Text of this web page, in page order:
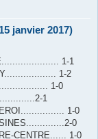
janvier 2017)
1-1
1-2
1-0
1
1-0
0
CENTRE...... 1-0